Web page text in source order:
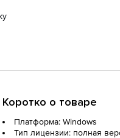
Коротко о товаре
Платформа: Windows
Тип лицензии: полная